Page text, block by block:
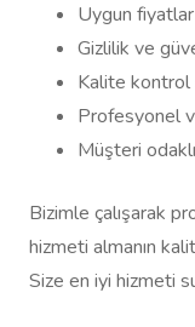
Uygun fiyatlar
Gizlilik ve
Kalite kontrol
Profesyonel
Müşteri
Bizimle çalışarak
hizmeti almanın
Size en iyi hizmeti